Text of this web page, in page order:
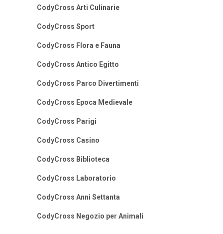
CodyCross Arti Culinarie
CodyCross Sport
CodyCross Flora e Fauna
CodyCross Antico Egitto
CodyCross Parco Divertimenti
CodyCross Epoca Medievale
CodyCross Parigi
CodyCross Casino
CodyCross Biblioteca
CodyCross Laboratorio
CodyCross Anni Settanta
CodyCross Negozio per Animali